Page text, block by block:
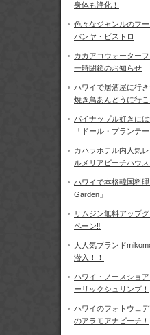
身体も浄化！
色々なジャンルのフ
パンヤ・ビストロ
カカアコウォーター
一時閉鎖のお知らせ
ハワイで居酒屋に行
焼き鳥あんどうに行こ
パイナップル好きに
「ドール・プランテー
カハラホテル内人気
ルメリアビーチハウス
ハワイで本格韓国料理
Garden」
リムジン無料アップ
ペーン‼
大人気ブランド
潜入！！
ハワイ・ノースショ
ーリックシュリンプ！
ハワイのフォトウェ
のアラモアナビーチ！